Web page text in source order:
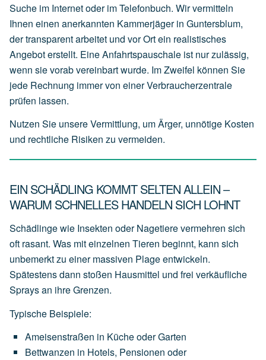
Suche im Internet oder im Telefonbuch. Wir vermitteln
Ihnen einen anerkannten Kammerjäger in Guntersblum,
der transparent arbeitet und vor Ort ein realistisches
Angebot erstellt. Eine Anfahrtspauschale ist nur zulässig,
wenn sie vorab vereinbart wurde. Im Zweifel können Sie
jede Rechnung immer von einer Verbraucherzentrale
prüfen lassen.
Nutzen Sie unsere Vermittlung, um Ärger, unnötige Kosten
und rechtliche Risiken zu vermeiden.
EIN SCHÄDLING KOMMT SELTEN ALLEIN –
WARUM SCHNELLES HANDELN SICH LOHNT
Schädlinge wie Insekten oder Nagetiere vermehren sich
oft rasant. Was mit einzelnen Tieren beginnt, kann sich
unbemerkt zu einer massiven Plage entwickeln.
Spätestens dann stoßen Hausmittel und frei verkäufliche
Sprays an ihre Grenzen.
Typische Beispiele:
Ameisenstraßen in KücheoderGarten
Bettwanzen in Hotels, Pensionen oder